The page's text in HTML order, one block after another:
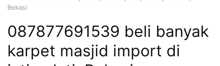
Bekasi
087877691539 beli banyak
karpet masjid import di